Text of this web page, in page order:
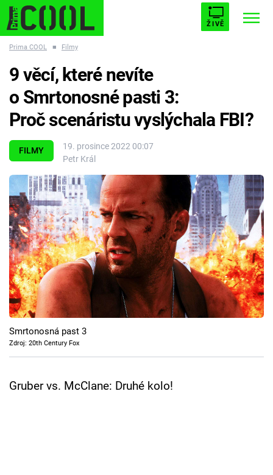
ŽIVĚ
ESCAPE PLNEJ KOTEL AVENGERS 5
Témata
Filmy
Seriály
Hry
Cool Esport
Pořady
TV Program
Prima COOL ■ Filmy
FILMY
19. prosince 2022 00:07
Petr Král
9 věcí, které nevíte
o Smrtonosné pasti 3:
Proč scenáristu vyslýchala FBI?
Smrtonosná past 3
Zdroj: 20th Century Fox
Gruber vs. McClane: Druhé kolo!